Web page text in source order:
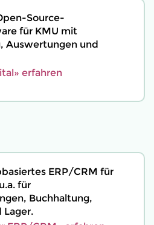
Source-
für KMU mit
Auswertungen und
erfahren
ERP/CRM für
für
Buchhaltung,